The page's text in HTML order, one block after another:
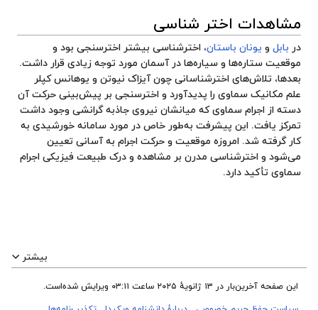
مشاهدات اختر شناسی
در بابل و یونان باستان، اخترشناسی بیشتر اخترسنجی بود و
موقعیت ستاره‌ها و سیاره‌ها در آسمان مورد توجه زیادی قرار داشت.
بعدها، تلاش‌های اخترشناسانی چون آیزاک نیوتن و یوهانس کپلر
علم مکانیک سماوی را پدیدآورد و اخترسنجی بر پیش‌بینی حرکت آن
دسته از اجرام سماوی که میانشان نیروی جاذبه گرانشی وجود داشت
تمرکز یافت. این پیشرفت به‌طور خاص در مورد سامانه خورشیدی به
کار گرفته شد. امروزه موقعیت و حرکت اجرام به آسانی تعیین
می‌شود و اخترشناسی مدرن بر مشاهده و درک طبیعت فیزیکی اجرام
سماوی تأکید دارد.
بیشتر
این صفحه آخرین‌بار در ‏۱۳ ژانویهٔ ۲۰۲۵ ساعت ‏۰۳:۱۱ ویرایش شده‌است.